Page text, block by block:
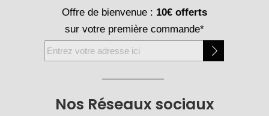
Nos Réseaux sociaux
Offre de bienvenue : 10€ offerts
sur votre première commande*
Inscription
à